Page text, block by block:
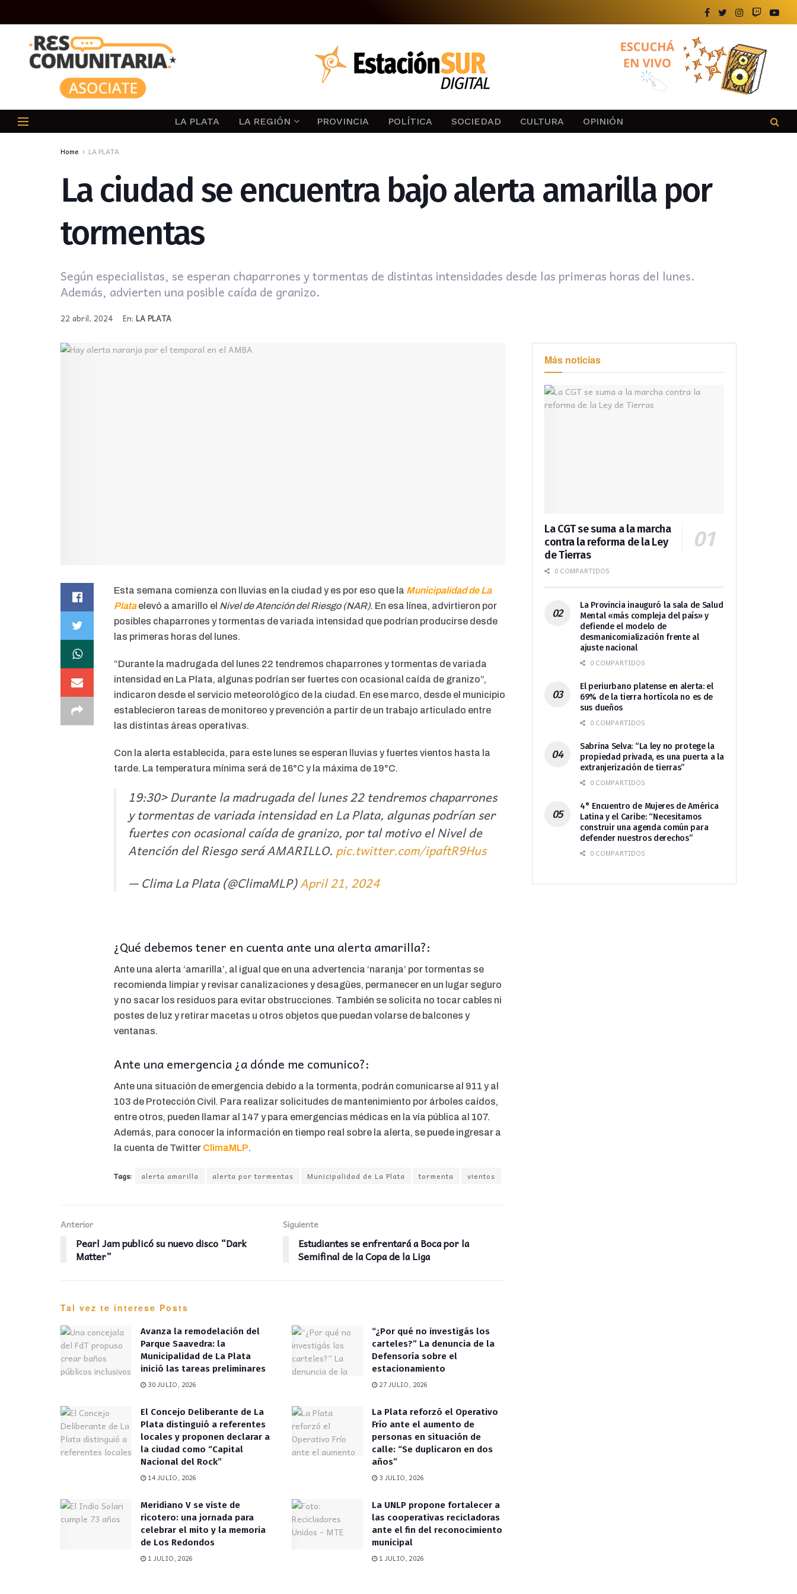
LA PLATA LA REGIÓN PROVINCIA POLÍTICA SOCIEDAD CULTURA OPINIÓN
Home LA PLATA
La ciudad se encuentra bajo alerta amarilla por
tormentas
Según especialistas, se esperan chaparrones y tormentas de distintas intensidades desde las primeras horas del lunes.
Además, advierten una posible caída de granizo.
22 abril, 2024 En: LA PLATA
Esta semana comienza con lluvias en la ciudad y es por eso que la Municipalidad de La
Plataelevó a amarillo el Nivel de Atención del Riesgo (NAR). En esa línea, advirtieron por
posibles chaparrones y tormentas de variada intensidad que podrían producirse desde
las primeras horas del lunes.
“Durante la madrugada del lunes 22 tendremos chaparrones y tormentas de variada
intensidad en La Plata, algunas podrían ser fuertes con ocasional caída de granizo”,
indicaron desde el servicio meteorológico de la ciudad. En ese marco, desde el municipio
establecieron tareas de monitoreo y prevención a partir de un trabajo articulado entre
las distintas áreas operativas.
Con la alerta establecida, para este lunes se esperan lluvias y fuertes vientos hasta la
tarde. La temperatura mínima será de 16°C y la máxima de 19°C.
19:30> Durante la madrugada del lunes 22 tendremos chaparrones
y tormentas de variada intensidad en La Plata, algunas podrían ser
fuertes con ocasional caída de granizo, por tal motivo el Nivel de
Atención del Riesgo será AMARILLO. pic.twitter.com/ipaftR9Hus
— Clima La Plata (@ClimaMLP)April 21, 2024
¿Qué debemos tener en cuenta ante una alerta amarilla?:
Ante una alerta ‘amarilla’, al igual que en una advertencia ‘naranja’ por tormentas se
recomienda limpiar y revisar canalizaciones y desagües, permanecer en un lugar seguro
y no sacar los residuos para evitar obstrucciones. También se solicita no tocar cables ni
postes de luz y retirar macetas u otros objetos que puedan volarse de balcones y
ventanas.
Ante una emergencia ¿a dónde me comunico?:
Ante una situación de emergencia debido a la tormenta, podrán comunicarse al 911 y al
103 de Protección Civil. Para realizar solicitudes de mantenimiento por árboles caídos,
entre otros, pueden llamar al 147 y para emergencias médicas en la vía pública al 107.
Además, para conocer la información en tiempo real sobre la alerta, se puede ingresar a
la cuenta de Twitter ClimaMLP.
Tags: alerta amarilla alerta por tormentas Municipalidad de La Plata tormenta vientos
Anterior
Pearl Jam publicó su nuevo disco “Dark
Matter”
Siguiente
Estudiantes se enfrentará a Boca por la
Semifinal de la Copa de la Liga
Tal vez te interese Posts
Avanza la remodelación del
Parque Saavedra: la
Municipalidad de La Plata
inició las tareas preliminares
30 JULIO, 2026
“¿Por qué no investigás los
carteles?” La denuncia de la
Defensoría sobre el
estacionamiento
27 JULIO, 2026
El Concejo Deliberante de La
Plata distinguió a referentes
locales y proponen declarar a
la ciudad como “Capital
Nacional del Rock”
14 JULIO, 2026
La Plata reforzó el Operativo
Frío ante el aumento de
personas en situación de
calle: “Se duplicaron en dos
años”
3 JULIO, 2026
Meridiano V se viste de
ricotero: una jornada para
celebrar el mito y la memoria
de Los Redondos
1 JULIO, 2026
La UNLP propone fortalecer a
las cooperativas recicladoras
ante el fin del reconocimiento
municipal
1 JULIO, 2026
Más noticias
La CGT se suma a la marcha
contra la reforma de la Ley
de Tierras
0 COMPARTIDOS
La Provincia inauguró la sala de Salud
Mental «más compleja del país» y
defiende el modelo de
desmanicomialización frente al
ajuste nacional
0 COMPARTIDOS
El periurbano platense en alerta: el
69% de la tierra hortícola no es de
sus dueños
0 COMPARTIDOS
Sabrina Selva: “La ley no protege la
propiedad privada, es una puerta a la
extranjerización de tierras”
0 COMPARTIDOS
4° Encuentro de Mujeres de América
Latina y el Caribe: “Necesitamos
construir una agenda común para
defender nuestros derechos”
0 COMPARTIDOS